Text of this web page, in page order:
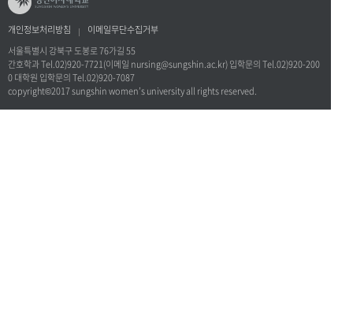
개인정보처리방침
이메일무단수집거부
서울특별시 강북구 도봉로 76가길 55
간호학과 Tel.02)920-7721(이메일 nursing@sungshin.ac.kr) 입학문의 Tel.02)920-200
0 대학원 입학문의 Tel.02)920-7087
copyright©2017 sungshin women’s university all rights reserved.